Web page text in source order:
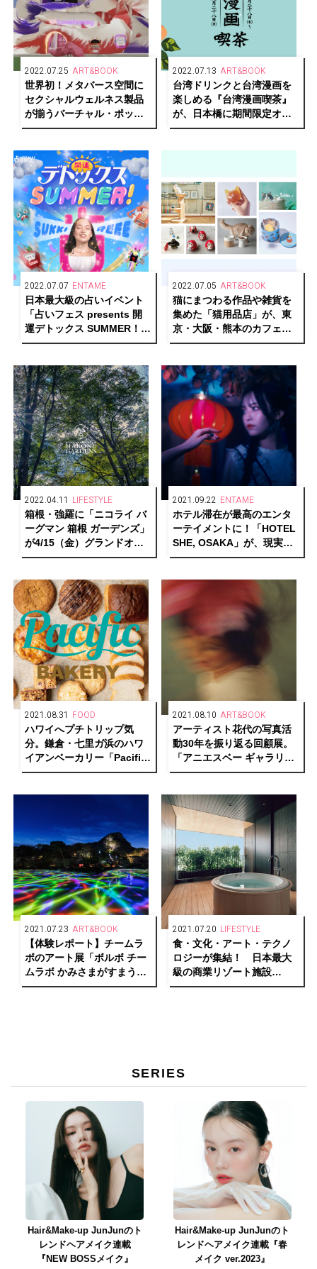
2022.07.25 ART&BOOK
世界初！メタバース空間に
セクシャルウェルネス製品
が揃うバーチャル・ポップ
アップストア
2022.07.13 ART&BOOK
台湾ドリンクと台湾漫画を
楽しめる『台湾漫画喫茶』
が、日本橋に期間限定オー
プン
2022.07.07 ENTAME
日本最大級の占いイベント
「占いフェス presents 開
運デトックス SUMMER！」
が2022年7月開催
2022.07.05 ART&BOOK
猫にまつわる作品や雑貨を
集めた「猫用品店」が、東
京・大阪・熊本のカフェ＆
ブックス ビブリオテークで
2022.04.11 LIFESTYLE
箱根・強羅に「ニコライ バ
ーグマン 箱根 ガーデンズ」
が4/15（金）グランドオー
プン。事前ウェブ予約チケ
2021.09.22 ENTAME
ホテル滞在が最高のエンタ
ーテイメントに！「HOTEL
SHE, OSAKA」が、現実と
物語を行き来する“泊まれる
2021.08.31 FOOD
ハワイへプチトリップ気
分。鎌倉・七⾥ガ浜のハワ
イアンベーカリー「Pacific
BAKERY」が、スケールア
2021.08.10 ART&BOOK
アーティスト花代の写真活
動30年を振り返る回顧展。
「アニエスベー ギャラリー
ブティック」にて写真
開催。
2021.07.23 ART&BOOK
【体験レポート】チームラ
ボのアート展「ボルボ チー
ムラボ かみさまがすまう
森」佐賀・御船山楽園で開
2021.07.20 LIFESTYLE
食・文化・アート・テクノ
ロジーが集結！ 日本最大
級の商業リゾート施設
「VISON」が三重県・多気
SERIES
Hair&Make-up JunJunのト
レンドヘアメイク連載
『NEW BOSSメイク』
Hair&Make-up JunJunのト
レンドヘアメイク連載『春
メイク ver.2023』